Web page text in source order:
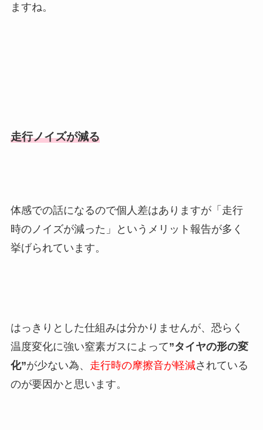
ますね。
走行ノイズが減る
体感での話になるので個人差はありますが「走行
時のノイズが減った」というメリット報告が多く
挙げられています。
はっきりとした仕組みは分かりませんが、恐らく
温度変化に強い窒素ガスによって”タイヤの形の変
化”が少ない為、 走行時の摩擦音が軽減されている
のが要因かと思います。